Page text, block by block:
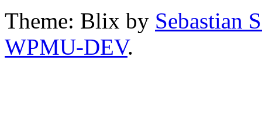
Theme: Blix by Sebastian
WPMU-DEV.